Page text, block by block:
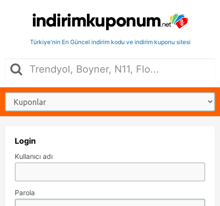
Türkiye'nin En Güncel indirim kodu ve indirim kuponu sitesi
Login
Kullanıcı adı
Parola